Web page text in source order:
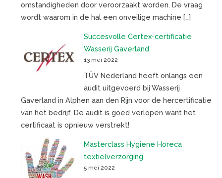
omstandigheden door veroorzaakt worden. De vraag
wordt waarom in de hal een onveilige machine […]
Succesvolle Certex-certificatie
Wasserij Gaverland
13 mei 2022
TÜV Nederland heeft onlangs een
audit uitgevoerd bij Wasserij
Gaverland in Alphen aan den Rijn voor de hercertificatie
van het bedrijf. De audit is goed verlopen want het
certificaat is opnieuw verstrekt!
Masterclass Hygiene Horeca
textielverzorging
5 mei 2022